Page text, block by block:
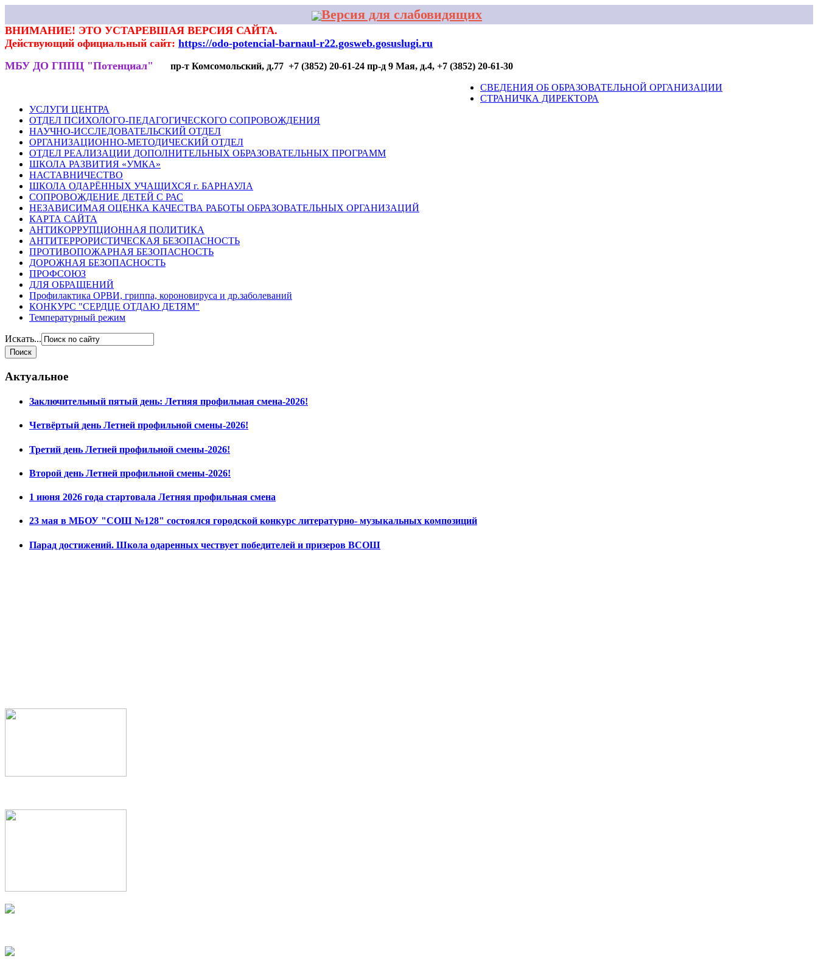
Версия для слабовидящих
ВНИМАНИЕ! ЭТО УСТАРЕВШАЯ ВЕРСИЯ САЙТА.
Действующий официальный сайт: https://odo-potencial-barnaul-r22.gosweb.gosuslugi.ru
МБУ ДО ГППЦ "Потенциал"
пр-т Комсомольский, д.77 +7 (3852) 20-61-24 пр-д 9 Мая, д.4, +7 (3852) 20-61-30
КОНТАКТЫ
СВЕДЕНИЯ ОБ ОБРАЗОВАТЕЛЬНОЙ ОРГАНИЗАЦИИ
СТРАНИЧКА ДИРЕКТОРА
УСЛУГИ ЦЕНТРА
ОТДЕЛ ПСИХОЛОГО-ПЕДАГОГИЧЕСКОГО СОПРОВОЖДЕНИЯ
НАУЧНО-ИССЛЕДОВАТЕЛЬСКИЙ ОТДЕЛ
ОРГАНИЗАЦИОННО-МЕТОДИЧЕСКИЙ ОТДЕЛ
ОТДЕЛ РЕАЛИЗАЦИИ ДОПОЛНИТЕЛЬНЫХ ОБРАЗОВАТЕЛЬНЫХ ПРОГРАММ
ШКОЛА РАЗВИТИЯ «УМКА»
НАСТАВНИЧЕСТВО
ШКОЛА ОДАРЁННЫХ УЧАЩИХСЯ г. БАРНАУЛА
СОПРОВОЖДЕНИЕ ДЕТЕЙ С РАС
НЕЗАВИСИМАЯ ОЦЕНКА КАЧЕСТВА РАБОТЫ ОБРАЗОВАТЕЛЬНЫХ ОРГАНИЗАЦИЙ
КАРТА САЙТА
АНТИКОРРУПЦИОННАЯ ПОЛИТИКА
АНТИТЕРРОРИСТИЧЕСКАЯ БЕЗОПАСНОСТЬ
ПРОТИВОПОЖАРНАЯ БЕЗОПАСНОСТЬ
ДОРОЖНАЯ БЕЗОПАСНОСТЬ
ПРОФСОЮЗ
ДЛЯ ОБРАЩЕНИЙ
Профилактика ОРВИ, гриппа, короновируса и др.заболеваний
КОНКУРС "СЕРДЦЕ ОТДАЮ ДЕТЯМ"
Температурный режим
Искать...
Актуальное
Заключительный пятый день: Летняя профильная смена-2026!
Четвёртый день Летней профильной смены-2026!
Третий день Летней профильной смены-2026!
Второй день Летней профильной смены-2026!
1 июня 2026 года стартовала Летняя профильная смена
23 мая в МБОУ "СОШ №128" состоялся городской конкурс литературно- музыкальных композиций
Парад достижений. Школа одаренных чествует победителей и призеров ВСОШ